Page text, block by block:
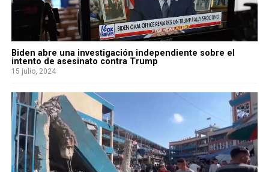
Biden abre una investigación independiente sobre el
intento de asesinato contra Trump
15 julio, 2024